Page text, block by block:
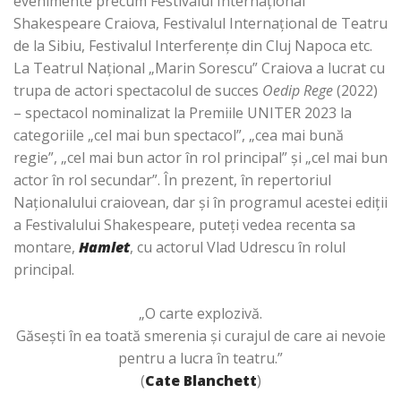
Shakespeare Craiova, Festivalul Internaţional de Teatru
de la Sibiu, Festivalul Interferenţe din Cluj Napoca etc.
La Teatrul Național „Marin Sorescu” Craiova a lucrat cu
trupa de actori spectacolul de succes Oedip Rege(2022)
– spectacol nominalizat la Premiile UNITER 2023 la
categoriile „cel mai bun spectacol”, „cea mai bună
regie”, „cel mai bun actor în rol principal” şi „cel mai bun
actor în rol secundar”. În prezent, în repertoriul
Naţionalului craiovean, dar şi în programul acestei ediţii
a Festivalului Shakespeare, puteţi vedea recenta sa
montare, Hamlet, cu actorul Vlad Udrescu în rolul
principal.
„O carte explozivă.
Găsești în ea toată smerenia și curajul de care ai nevoie
pentru a lucra în teatru.”
(Cate Blanchett)